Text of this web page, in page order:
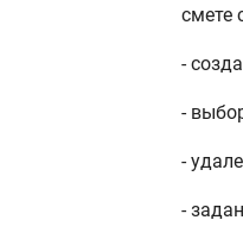
смете
-
-
-
-